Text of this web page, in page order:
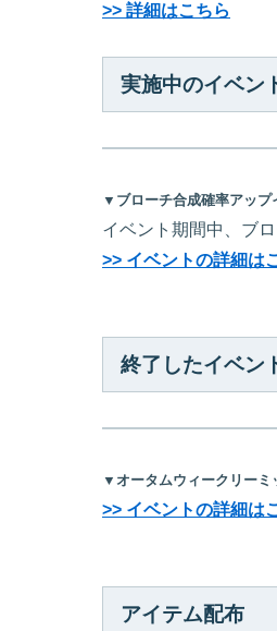
>> 詳細はこちら
実施中のイベン
▼ブローチ合成確率アップ
イベント期間中、ブ
>> イベントの詳細は
終了したイベン
▼オータムウィークリーミ
>> イベントの詳細は
アイテム配布